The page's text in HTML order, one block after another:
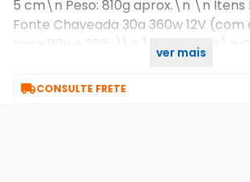
5 cm\n Peso: 810g aprox.\n \n Itens
Fonte Chaveada 30a 360w 12V
para 110v e 220v)\n \n Garantia:\n
ver mais
CONSULTE FRETE